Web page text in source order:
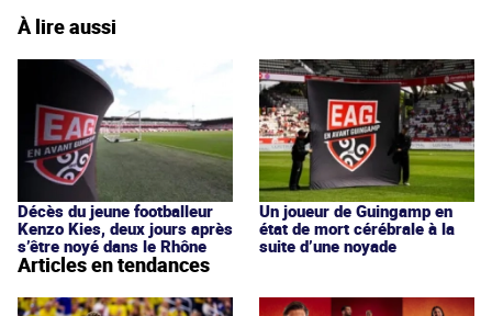
À lire aussi
Décès du jeune footballeur
Kenzo Kies, deux jours après
s’être noyé dans le Rhône
Un joueur de Guingamp en
état de mort cérébrale à la
suite d’une noyade
Articles en tendances